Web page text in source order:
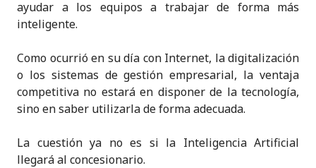
ayudar a los equipos a trabajar de forma más
inteligente.
Como ocurrió en su día con Internet, la digitalización
o los sistemas de gestión empresarial, la ventaja
competitiva no estará en disponer de la tecnología,
sino en saber utilizarla de forma adecuada.
La cuestión ya no es si la Inteligencia Artificial
llegará al concesionario.